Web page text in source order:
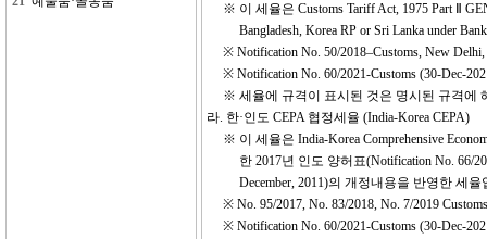
※ 이 세율은 Customs Tariff Act, 1975 Part Ⅱ
Bangladesh, Korea RP or Sri Lanka under
※ Notification No. 50/2018–Customs, New
※ Notification No. 60/2021-Customs (30-Dec-
※ 세율에 규격이 표시된 것은 명시된 규격에
라. 한·인도 CEPA 협정세율 (India-Korea CEPA)
※ 이 세율은 India-Korea Comprehensive
한 2017년 인도 양허표(Notification No. 66/
December, 2011)의 개정내용을 반영한 세율
※ No. 95/2017, No. 83/2018, No. 7/2019
※ Notification No. 60/2021-Customs (30-Dec-